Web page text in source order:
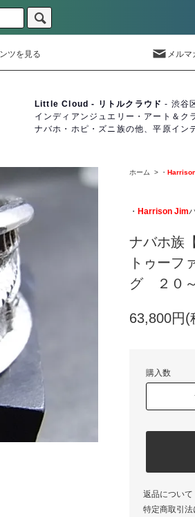
ツを見る メル
Little Cloud - リトルクラウド - 渋谷
インディアンジュエリー・アート＆ク
ナバホ・ホピ・ズニ族の他、平原イン
ホーム > ・
・ Harrison Jim
ナバホ族
トゥー
グ ２０
63,800円(
購入数
返品について
特定商取引